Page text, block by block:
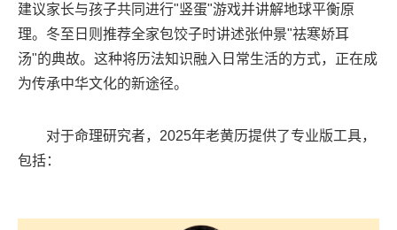
建议家长与孩子共同进行"竖蛋"游戏并讲解地球平衡原
理。冬至日则推荐全家包饺子时讲述张仲景"祛寒娇耳
汤"的典故。这种将历法知识融入日常生活的方式，正在成
为传承中华文化的新途径。
对于命理研究者，2025年老黄历提供了专业版工具，
包括：